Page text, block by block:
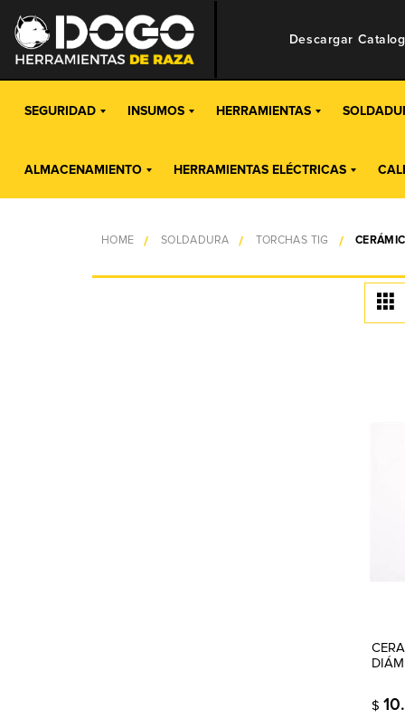
Descargar
SEGURIDAD INSUMOS HERRAMIENTAS
ALMACENAMIENTO HERRAMIENTAS ELÉCTRICAS
HOME SOLDADURA TORCHAS TIG
$